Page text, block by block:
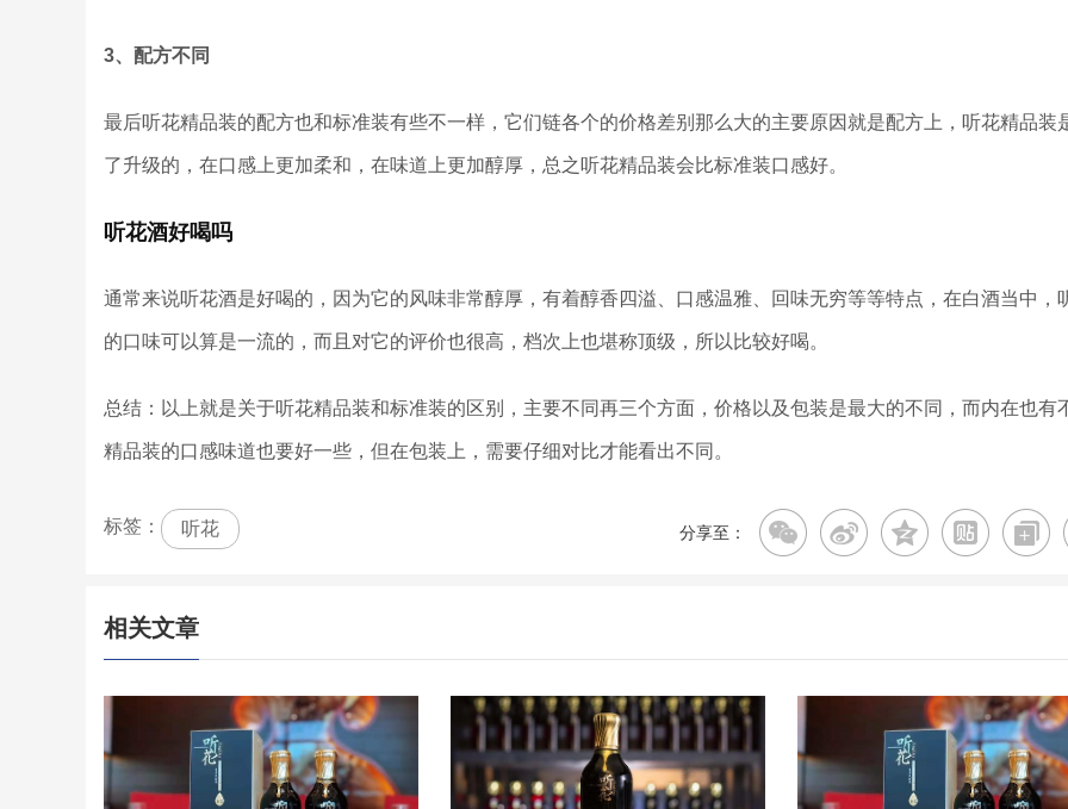
3、配方不同
最后听花精品装的配方也和标准装有些不一样，它们链各个的价格差别那么大的主要原因就是配方上，听花精品装
了升级的，在口感上更加柔和，在味道上更加醇厚，总之听花精品装会比标准装口感好。
听花酒好喝吗
通常来说听花酒是好喝的，因为它的风味非常醇厚，有着醇香四溢、口感温雅、回味无穷等等特点，在白酒当中，
的口味可以算是一流的，而且对它的评价也很高，档次上也堪称顶级，所以比较好喝。
总结：以上就是关于听花精品装和标准装的区别，主要不同再三个方面，价格以及包装是最大的不同，而内在也有
精品装的口感味道也要好一些，但在包装上，需要仔细对比才能看出不同。
标签： 听花 分享至：
相关文章